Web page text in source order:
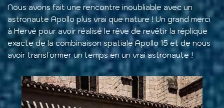
Nous avons fait une rencontre inoubliable avec un
astronaute Apollo plus vrai que nature ! Un grand merci
à Hervé pour avoir réalisé le rêve de revêtir la réplique
exacte de la combinaison spatiale Apollo 15 et de nous
avoir transformer un temps en un vrai astronaute !